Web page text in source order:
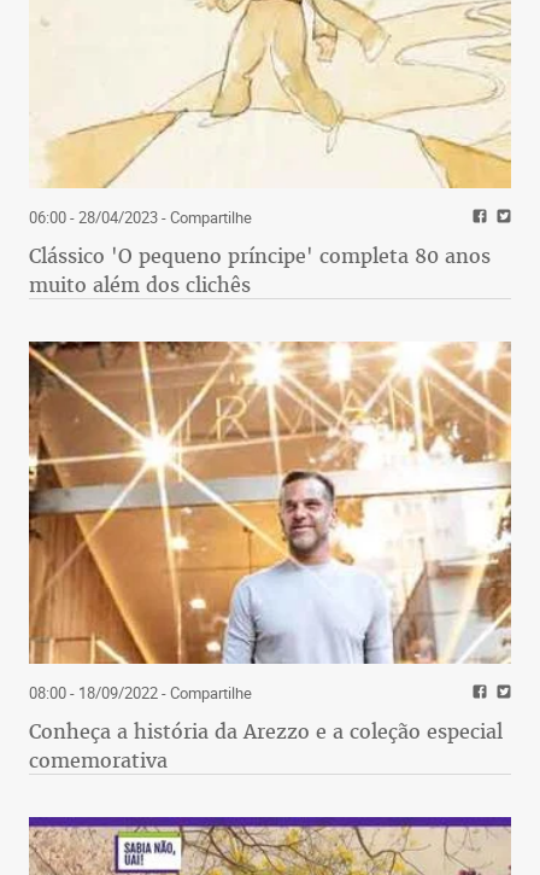
06:00 - 28/04/2023- Compartilhe
Clássico 'O pequeno príncipe' completa 80 anos
muito além dos clichês
08:00 - 18/09/2022- Compartilhe
Conheça a história da Arezzo e a coleção especial
comemorativa